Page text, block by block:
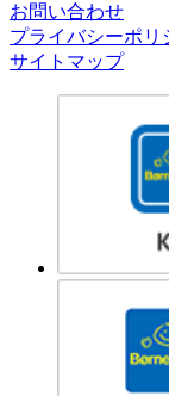
お問い合わせ
プライバシーポリ
サイトマップ